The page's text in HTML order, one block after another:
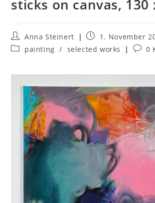
sticks on canvas, 130
Anna Steinert
1. November
painting / selected works 0